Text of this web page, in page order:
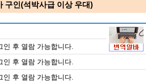
구인(석박사급 이상 우대)
인 후 열람 가능합니다.
인 후 열람 가능합니다.
인 후 열람 가능합니다.